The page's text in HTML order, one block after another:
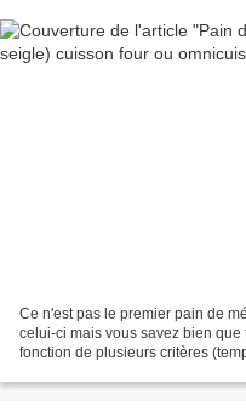
Ce n'est pas le premier pain de
celui-ci mais vous savez bien
fonction de plusieurs critères